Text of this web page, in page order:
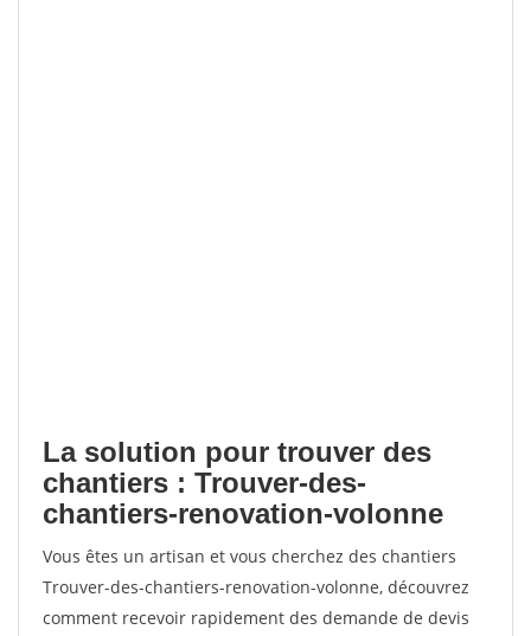
La solution pour trouver des
chantiers : Trouver-des-
chantiers-renovation-volonne
Vous êtes un artisan et vous cherchez des chantiers
Trouver-des-chantiers-renovation-volonne, découvrez
comment recevoir rapidement des demande de devis